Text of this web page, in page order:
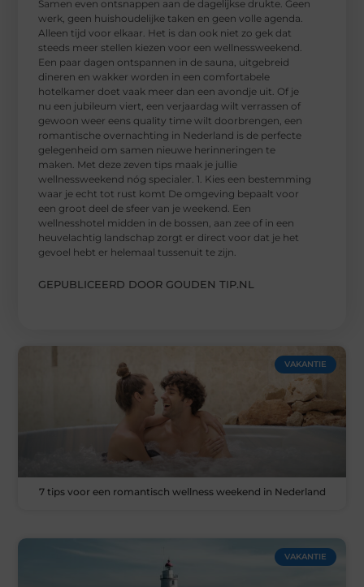
Samen even ontsnappen aan de dagelijkse drukte. Geen
werk, geen huishoudelijke taken en geen volle agenda.
Alleen tijd voor elkaar. Het is dan ook niet zo gek dat
steeds meer stellen kiezen voor een wellnessweekend.
Een paar dagen ontspannen in de sauna, uitgebreid
dineren en wakker worden in een comfortabele
hotelkamer doet vaak meer dan een avondje uit. Of je
nu een jubileum viert, een verjaardag wilt verrassen of
gewoon weer eens quality time wilt doorbrengen, een
romantische overnachting in Nederland is de perfecte
gelegenheid om samen nieuwe herinneringen te
maken. Met deze zeven tips maak je jullie
wellnessweekend nóg specialer. 1. Kies een bestemming
waar je echt tot rust komt De omgeving bepaalt voor
een groot deel de sfeer van je weekend. Een
wellnesshotel midden in de bossen, aan zee of in een
heuvelachtig landschap zorgt er direct voor dat je het
gevoel hebt er helemaal tussenuit te zijn.
GEPUBLICEERD DOOR GOUDEN TIP.NL
VAKANTIE
7 tips voor een romantisch wellness weekend in Nederland
VAKANTIE